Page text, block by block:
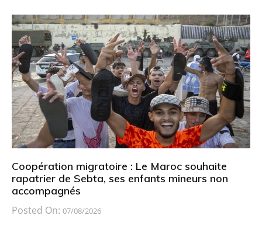
Coopération migratoire : Le Maroc souhaite
rapatrier de Sebta, ses enfants mineurs non
accompagnés
Posted On: 07/08/2026